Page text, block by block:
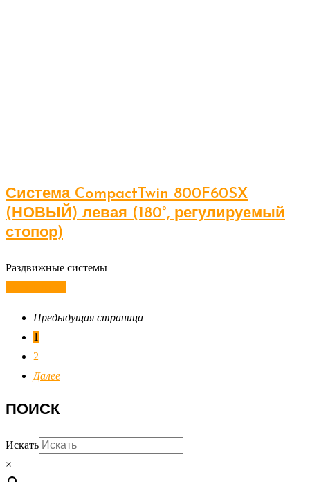
Система CompactTwin 800F60SX
(НОВЫЙ) левая (180°, регулируемый
стопор)
Раздвижные системы
Предыдущая страница
1
2
Далее
ПОИСК
Искать
×